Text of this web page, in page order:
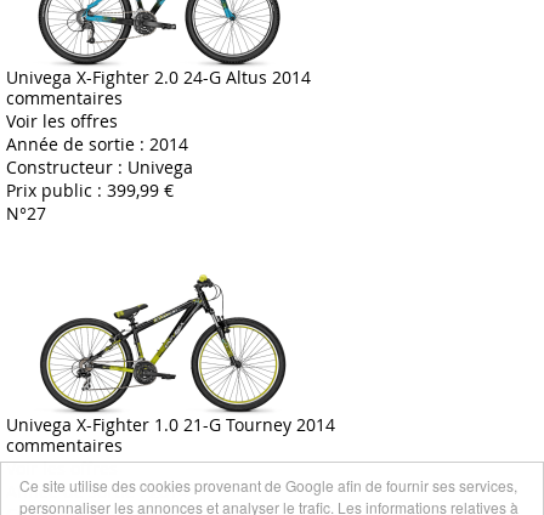
Univega X-Fighter 2.0 24-G Altus 2014
commentaires
Voir les offres
Année de sortie : 2014
Constructeur : Univega
Prix public : 399,99 €
N°27
Univega X-Fighter 1.0 21-G Tourney 2014
commentaires
Voir les offres
Année de sortie :2014
Ce site utilise des cookies provenant de Google afin de fournir ses services,
personnaliser les annonces et analyser le trafic. Les informations relatives à